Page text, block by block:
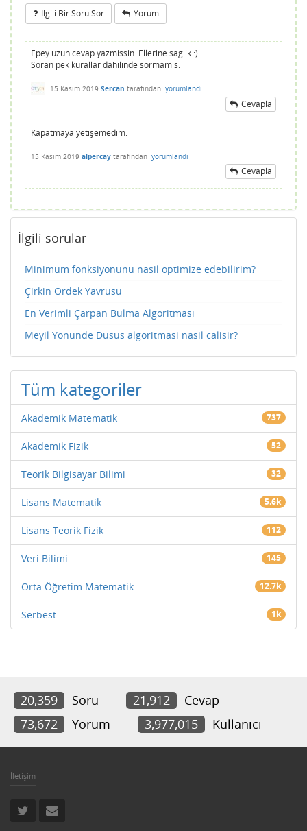
Ilgili Bir Soru Sor Yorum
Epey uzun cevap yazmissin. Ellerine saglik :)
Soran pek kurallar dahilinde sormamis.
15 Kasım 2019 Sercan tarafından yorumlandı
Cevapla
Kapatmaya yetişemedim.
15 Kasım 2019 alpercay tarafından yorumlandı
Cevapla
İlgili sorular
Minimum fonksiyonunu nasil optimize edebilirim?
Çirkin Ördek Yavrusu
En Verimli Çarpan Bulma Algoritması
Meyil Yonunde Dusus algoritmasi nasil calisir?
Tüm kategoriler
Akademik Matematik 737
Akademik Fizik 52
Teorik Bilgisayar Bilimi 32
Lisans Matematik 5.6k
Lisans Teorik Fizik 112
Veri Bilimi 145
Orta Öğretim Matematik 12.7k
Serbest 1k
20,359 Soru 21,912
Cevap
73,672
Yorum 3,977,015 Kullanıcı
İletişim